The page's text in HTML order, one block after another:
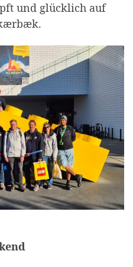
und glücklich auf